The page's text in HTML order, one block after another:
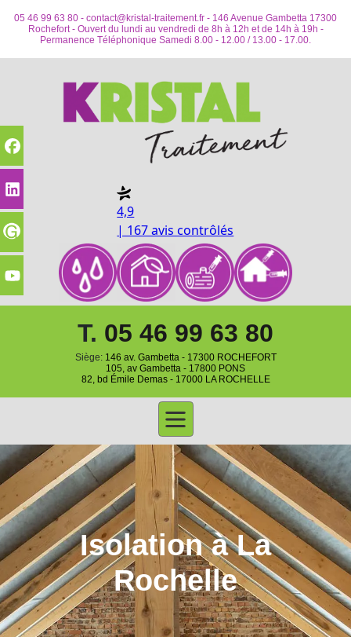
05 46 99 63 80 - contact@kristal-traitement.fr - 146 Avenue Gambetta 17300
Rochefort - Ouvert du lundi au vendredi de 8h à 12h et de 14h à 19h -
Permanence Téléphonique Samedi 8.00 - 12.00 / 13.00 - 17.00.
4,9
| 167 avis contrôlés
T. 05 46 99 63 80
Siège: 146 av. Gambetta - 17300 ROCHEFORT
105, av Gambetta - 17800 PONS
82, bd Émile Demas - 17000 LA ROCHELLE
Isolation à La
Rochelle